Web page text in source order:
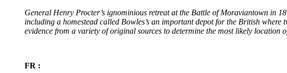
General Henry Procter’s ignominious retreat at the Battle of Moraviantown in
including a homestead called Bowles’s an important depot for the British
evidence from a variety of original sources to determine the most likely location
FR :